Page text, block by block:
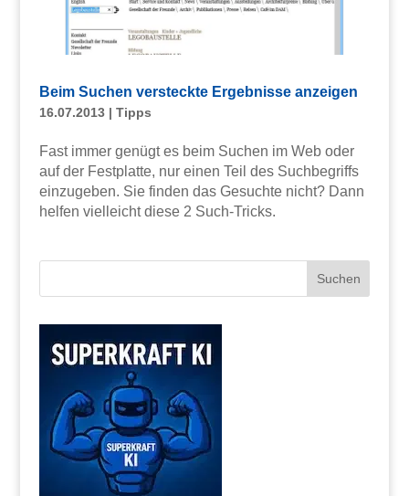
Beim Suchen versteckte Ergebnisse anzeigen
16.07.2013| Tipps
Fast immer genügt es beim Suchen im Web oder
auf der Festplatte, nur einen Teil des Suchbegriffs
einzugeben. Sie finden das Gesuchte nicht? Dann
helfen vielleicht diese 2 Such-Tricks.